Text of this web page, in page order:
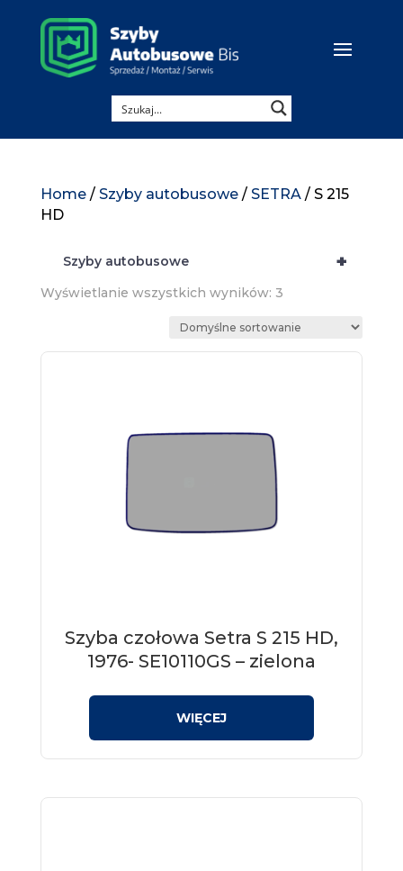
Home/ Szyby autobusowe/ SETRA/ S 215
HD
+
Szyby autobusowe
Wyświetlanie wszystkich wyników: 3
Szyba czołowa Setra S 215 HD,
1976- SE10110GS – zielona